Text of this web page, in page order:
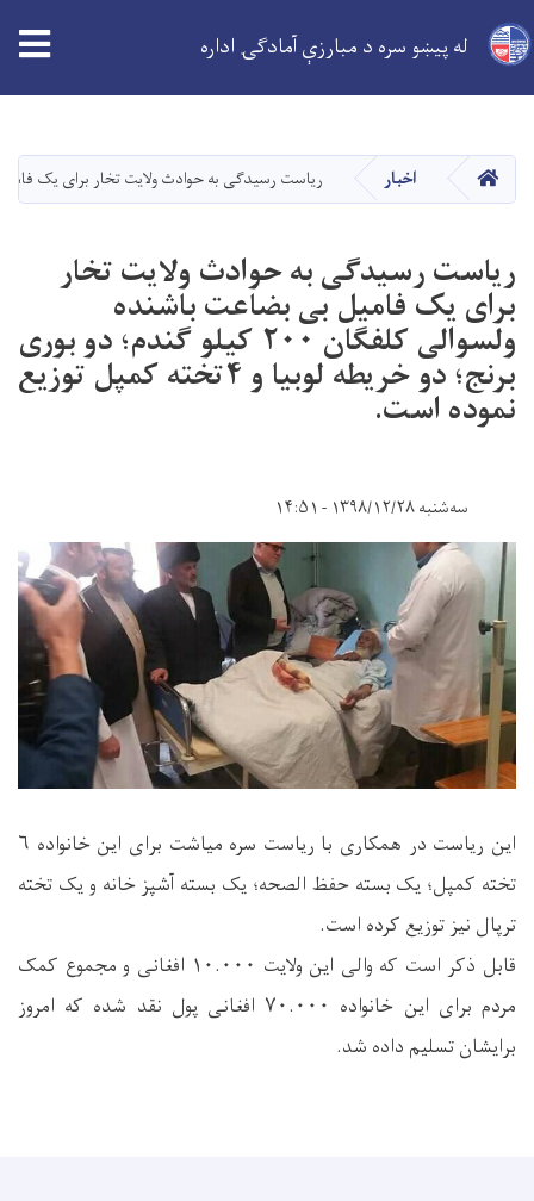
دانګل
له پیښو سره د مبارزې آمادګۍ اداره
کور اخبار ریاست رسیدگی به حوادث ولایت تخار برای یک فامیل بی بضاعت باشنده ولسوالی کلفگان ۲۰۰
ریاست رسیدگی به حوادث ولایت تخار
برای یک فامیل بی بضاعت باشنده
ولسوالی کلفگان ۲۰۰ کیلو گندم؛ دو بوری
برنج؛ دو خریطه لوبیا و ۴تخته کمپل توزیع
نموده است.
سه‌شنبه ۱۳۹۸/۱۲/۲۸ - ۱۴:۵۱
این ریاست در همکاری با ریاست سره میاشت برای این خانواده ۶
تخته کمپل؛ یک بسته حفظ الصحه؛ یک بسته آشپز خانه و یک تخته
ترپال نیز توزیع کرده است.
قابل ذکر است که والی این ولایت ۱۰.۰۰۰ افغانی و مجموع کمک
مردم برای این خانواده ۷۰.۰۰۰ افغانی پول نقد شده که امروز
برایشان تسلیم داده شد.